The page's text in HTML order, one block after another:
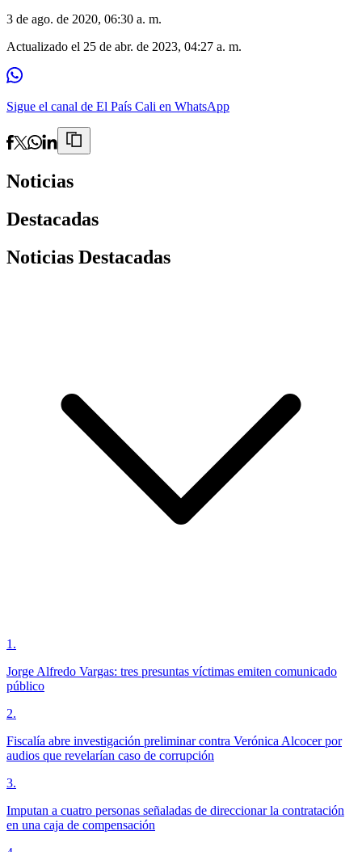
3 de ago. de 2020, 06:30 a. m.
Actualizado el 25 de abr. de 2023, 04:27 a. m.
Sigue el canal de El País Cali en WhatsApp
Noticias
Destacadas
Noticias Destacadas
1 .
Jorge Alfredo Vargas: tres presuntas víctimas emiten comunicado
público
2.
Fiscalía abre investigación preliminar contra Verónica Alcocer por
audios que revelarían caso de corrupción
3.
Imputan a cuatro personas señaladas de direccionar la contratación
en una caja de compensación